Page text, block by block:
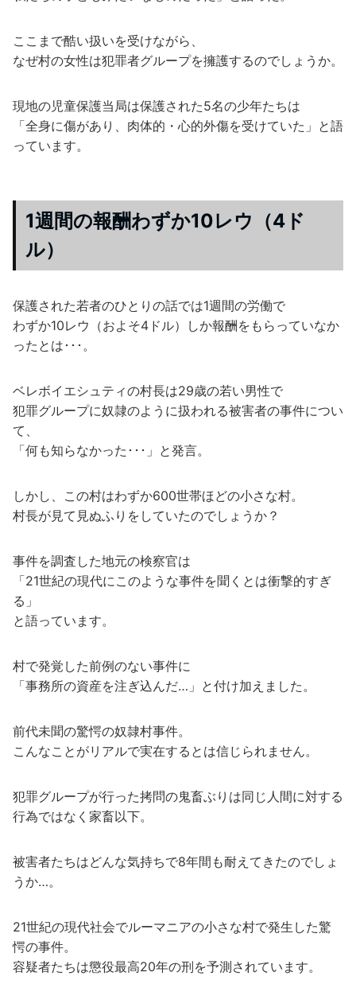
ここまで酷い扱いを受けながら、
なぜ村の女性は犯罪者グループを擁護するのでしょうか。
現地の児童保護当局は保護された5名の少年たちは
「全身に傷があり、肉体的・心的外傷を受けていた」と語
っています。
1週間の報酬わずか10レウ（4ド
ル）
保護された若者のひとりの話では1週間の労働で
わずか10レウ（およそ4ドル）しか報酬をもらっていなか
ったとは･･･。
ベレボイエシュティの村長は29歳の若い男性で
犯罪グループに奴隷のように扱われる被害者の事件につい
て、
「何も知らなかった･･･」と発言。
しかし、この村はわずか600世帯ほどの小さな村。
村長が見て見ぬふりをしていたのでしょうか？
事件を調査した地元の検察官は
「21世紀の現代にこのような事件を聞くとは衝撃的すぎ
る」
と語っています。
村で発覚した前例のない事件に
「事務所の資産を注ぎ込んだ…」と付け加えました。
前代未聞の驚愕の奴隷村事件。
こんなことがリアルで実在するとは信じられません。
犯罪グループが行った拷問の鬼畜ぶりは同じ人間に対する
行為ではなく家畜以下。
被害者たちはどんな気持ちで8年間も耐えてきたのでしょ
うか…。
21世紀の現代社会でルーマニアの小さな村で発生した驚
愕の事件。
容疑者たちは懲役最高20年の刑を予測されています。